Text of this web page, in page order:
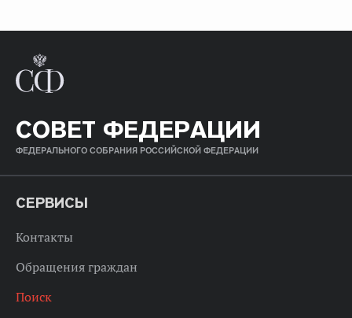
СОВЕТ ФЕДЕРАЦИИ
ФЕДЕРАЛЬНОГО СОБРАНИЯ РОССИЙСКОЙ ФЕДЕРАЦИИ
СЕРВИСЫ
Контакты
Обращения граждан
Поиск